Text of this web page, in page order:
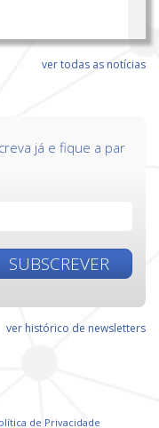
ver todas as notícias
já e fique a par
SUBSCREVER
ver histórico de newsletters
de Privacidade